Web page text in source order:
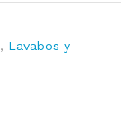
, Lavabos y